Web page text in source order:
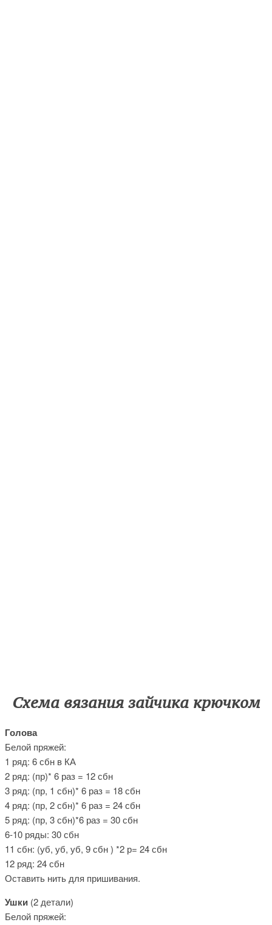
Схема вязания зайчика крючком
Голова
Белой пряжей:
1 ряд: 6 сбн в КА
2 ряд: (пр)* 6 раз = 12 сбн
3 ряд: (пр, 1 сбн)* 6 раз = 18 сбн
4 ряд: (пр, 2 сбн)* 6 раз = 24 сбн
5 ряд: (пр, 3 сбн)*6 раз = 30 сбн
6-10 ряды: 30 сбн
11 сбн: (уб, уб, уб, 9 сбн ) *2 р= 24 сбн
12 ряд: 24 сбн
Оставить нить для пришивания.
Ушки (2 детали)
Белой пряжей: